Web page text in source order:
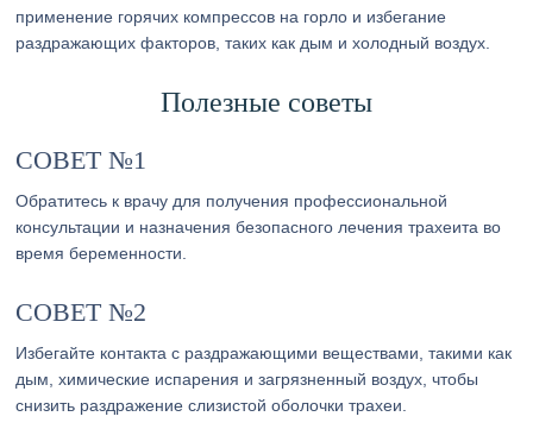
применение горячих компрессов на горло и избегание
раздражающих факторов, таких как дым и холодный воздух.
Полезные советы
СОВЕТ №1
Обратитесь к врачу для получения профессиональной
консультации и назначения безопасного лечения трахеита во
время беременности.
СОВЕТ №2
Избегайте контакта с раздражающими веществами, такими как
дым, химические испарения и загрязненный воздух, чтобы
снизить раздражение слизистой оболочки трахеи.